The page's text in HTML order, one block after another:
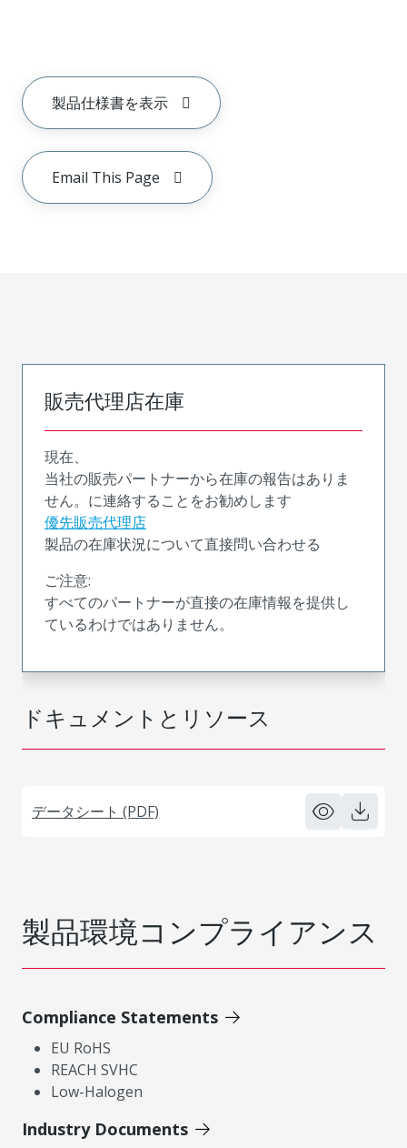
製品仕様書を表示
Email This Page
ドキュメントとリソース
データシート (PDF)
販売代理店在庫
現在、
当社の販売パートナーから在庫の報告はありま
せん。に連絡することをお勧めします
優先販売代理店
製品の在庫状況について直接問い合わせる
ご注意:
すべてのパートナーが直接の在庫情報を提供し
ているわけではありません。
製品環境コンプライアンス
Compliance Statements
EU RoHS
REACH SVHC
Low-Halogen
Industry Documents